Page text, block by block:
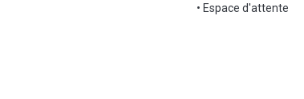
• Espace d'attente